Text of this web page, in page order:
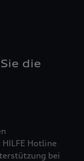
die
Hotline
bei